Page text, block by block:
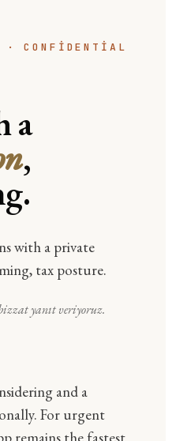
· CONFIDENTIAL
a
,
with a private
tax posture.
yanıt veriyoruz.
and a
For urgent